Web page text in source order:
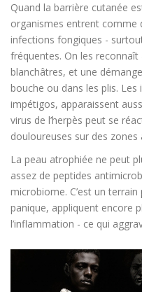
Quand la barrière cutanée
organismes entrent comme
infections fongiques -
fréquentes. On les
blanchâtres, et une
bouche ou dans les plis.
impétigos, apparaissent
virus de l’herpès peut se
douloureuses sur des zones
La peau atrophiée ne peut
assez de peptides
microbiome. C’est un
panique, appliquent encore
l’inflammation - ce qui